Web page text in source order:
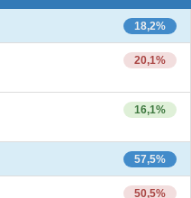
18,2%
20,1%
16,1%
57,5%
50,5%